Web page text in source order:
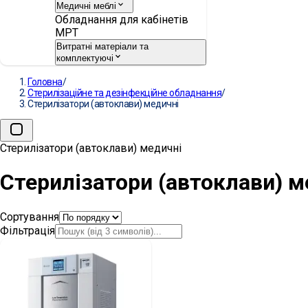
Медичні меблі
Обладнання для кабінетів
МРТ
Витратні матеріали та
комплектуючі
Головна/
Стерилізаційне та дезінфекційне обладнання/
Стерилізатори (автоклави) медичні
Стерилізатори (автоклави) медичні
Стерилізатори (автоклави)
Сортування
Фільтрація